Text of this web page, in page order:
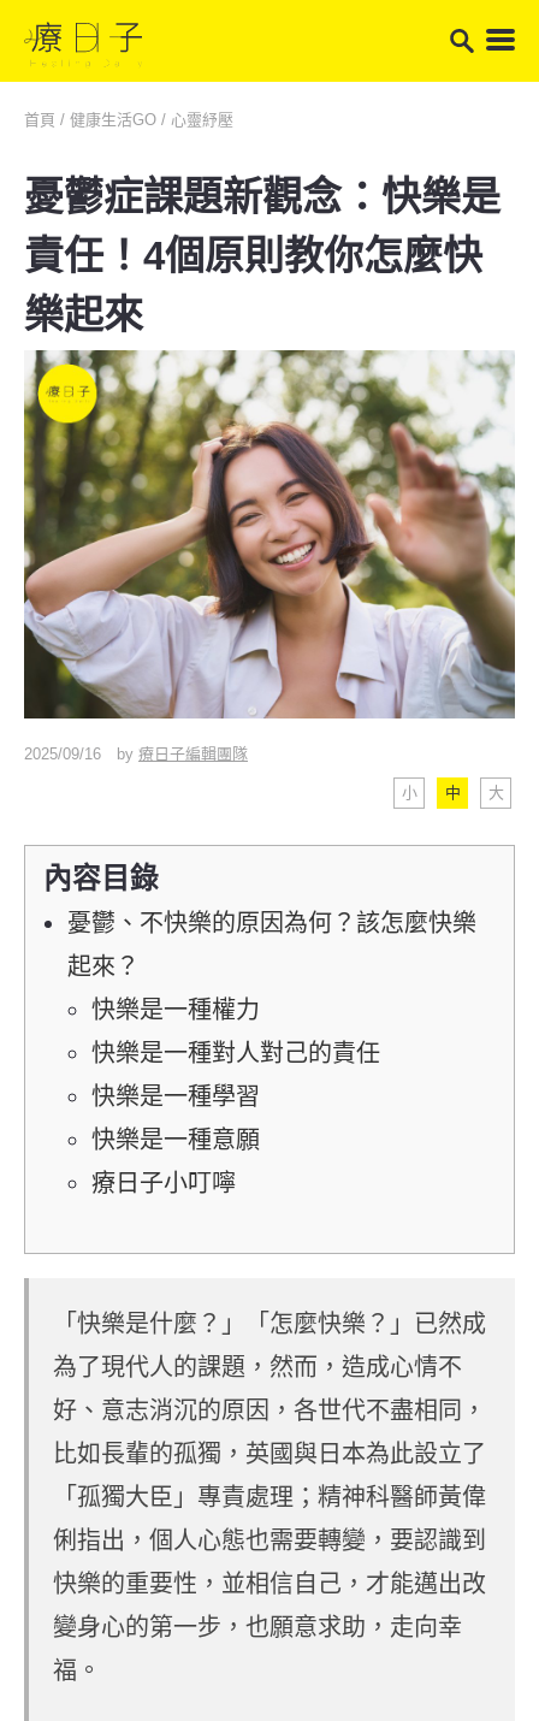
首頁 / 健康生活GO / 心靈紓壓
憂鬱症課題新觀念：快樂是
責任！4個原則教你怎麼快
樂起來
2025/09/16 by 療日子編輯團隊
小 中 大
內容目錄
憂鬱、不快樂的原因為何？該怎麼快樂
起來？
快樂是一種權力
快樂是一種對人對己的責任
快樂是一種學習
快樂是一種意願
療日子小叮嚀
「快樂是什麼？」「怎麼快樂？」已然成
為了現代人的課題，然而，造成心情不
好、意志消沉的原因，各世代不盡相同，
比如長輩的孤獨，英國與日本為此設立了
「孤獨大臣」專責處理；精神科醫師黃偉
俐指出，個人心態也需要轉變，要認識到
快樂的重要性，並相信自己，才能邁出改
變身心的第一步，也願意求助，走向幸
福。